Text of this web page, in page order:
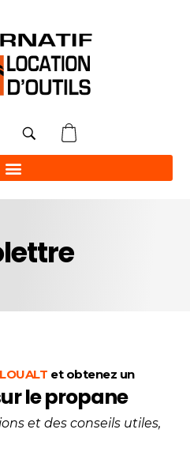
et obtenez un
le propane
et des conseils utiles,